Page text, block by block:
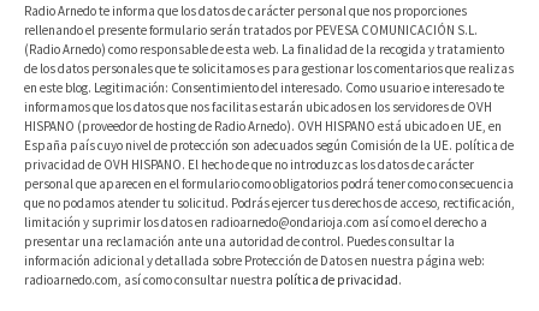
Radio Arnedo te informa que los datos de carácter personal que nos proporciones
rellenando el presente formulario serán tratados por PEVESA COMUNICACIÓN S.L.
(Radio Arnedo) como responsable de esta web. La finalidad de la recogida y tratamiento
de los datos personales que te solicitamos es para gestionar los comentarios que realizas
en este blog. Legitimación: Consentimiento del interesado. Como usuario e interesado te
informamos que los datos que nos facilitas estarán ubicados en los servidores de OVH
HISPANO (proveedor de hosting de Radio Arnedo). OVH HISPANO está ubicado en UE, en
España país cuyo nivel de protección son adecuados según Comisión de la UE. política de
privacidad de OVH HISPANO. El hecho de que no introduzcas los datos de carácter
personal que aparecen en el formulario como obligatorios podrá tener como consecuencia
que no podamos atender tu solicitud. Podrás ejercer tus derechos de acceso, rectificación,
limitación y suprimir los datos en radioarnedo@ondarioja.com así como el derecho a
presentar una reclamación ante una autoridad de control. Puedes consultar la
información adicional y detallada sobre Protección de Datos en nuestra página web:
radioarnedo.com, así como consultar nuestra política de privacidad.